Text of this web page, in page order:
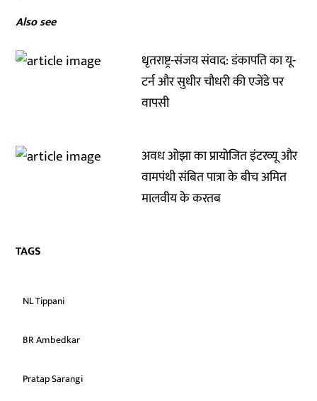
Also see
धृतराष्ट्र-संजय संवाद: डंकापति का यू-
टर्न और सुधीर चौधरी की एजेंडे पर
वापसी
अवध ओझा का प्रायोजित इंटरव्यू और
वामपंथी संबित पात्रा के बीच अमित
मालवीय के करतब
TAGS
NL Tippani
BR Ambedkar
Pratap Sarangi